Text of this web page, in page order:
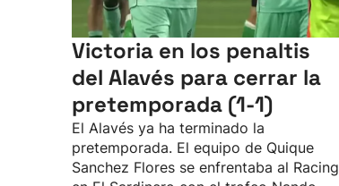
Victoria en los penaltis
del Alavés para cerrar la
pretemporada (1-1)
El Alavés ya ha terminado la
pretemporada. El equipo de Quique
Sanchez Flores se enfrentaba al Racing